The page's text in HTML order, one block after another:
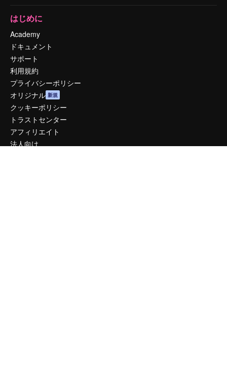
はじめに
Academy
ドキュメント
サポート
利用規約
プライバシーポリシー
オリジナル 新規
クッキーポリシー
トラストセンター
アフィリエイト
法人向け